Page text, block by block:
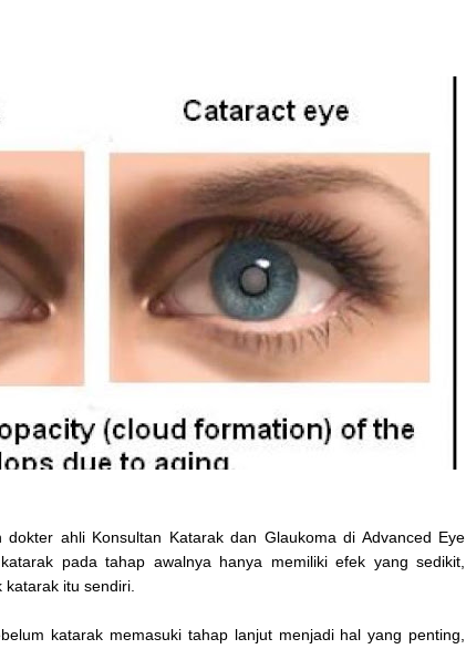
ahli Konsultan Katarak dan Glaukoma di Advanced Eye
pada tahap awalnya hanya memiliki efek yang sedikit,
itu sendiri.
katarak memasuki tahap lanjut menjadi hal yang penting,